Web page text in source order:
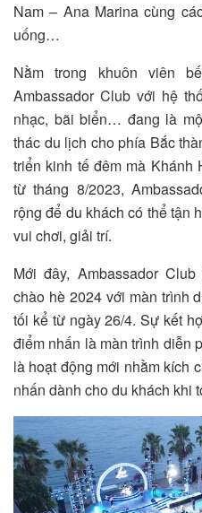
Nam – Ana Marina cùng
uống…
Nằm trong khuôn viên
Ambassador Club với hệ
nhạc, bãi biển… đang là
thác du lịch cho phía Bắc
triển kinh tế đêm mà
từ tháng 8/2023,
rộng để du khách có thể tận
vui chơi, giải trí.
Mới đây, Ambassador
chào hè 2024 với màn trình
tối kể từ ngày 26/4. Sự kết
điểm nhấn là màn trình diễn
là hoạt động mới nhằm kích
nhấn dành cho du khách khi